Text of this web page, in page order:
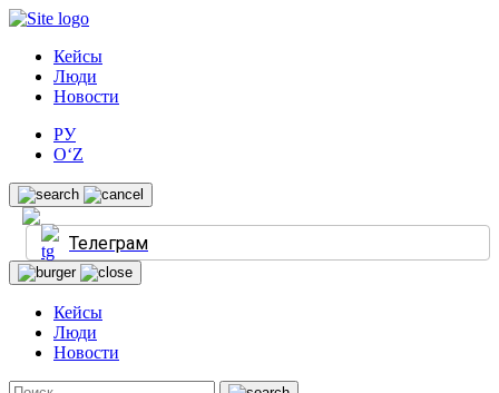
Кейсы
Люди
Новости
РУ
O‘Z
Телеграм
Кейсы
Люди
Новости